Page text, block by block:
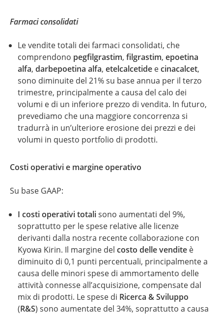
Farmaci consolidati
Le vendite totali dei farmaci consolidati, che
comprendono pegfilgrastim, filgrastim, epoetina
alfa, darbepoetina alfa, etelcalcetide ecinacalcet,
sono diminuite del 21% su base annua per il terzo
trimestre, principalmente a causa del calo dei
volumi e di un inferiore prezzo di vendita. In futuro,
prevediamo che una maggiore concorrenza si
tradurrà in un’ulteriore erosione dei prezzi e dei
volumi in questo portfolio di prodotti.
Costi operativi e margine operativo
Su base GAAP:
I costi operativi totalisono aumentati del 9%,
soprattutto per le spese relative alle licenze
derivanti dalla nostra recente collaborazione con
Kyowa Kirin. Il margine del costo delle vendite è
diminuito di 0,1 punti percentuali, principalmente a
causa delle minori spese di ammortamento delle
attività connesse all’acquisizione, compensate dal
mix di prodotti. Le spese di Ricerca & Sviluppo
(R&S) sono aumentate del 34%, soprattutto a causa